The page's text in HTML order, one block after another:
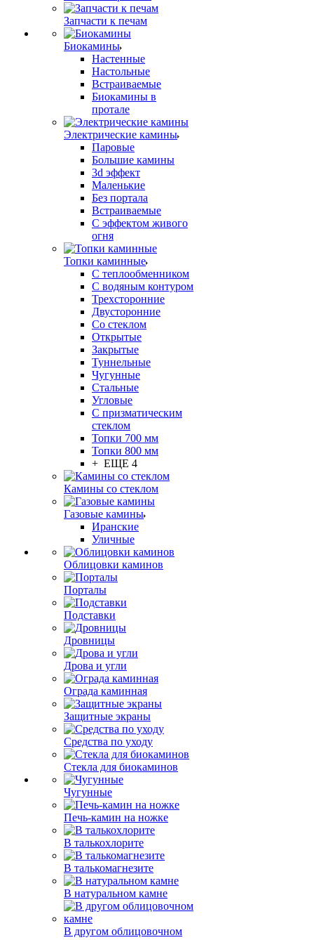
Запчасти к печам
Биокамины
Настенные
Настольные
Встраиваемые
Биокамины в
протале
Электрические камины
Паровые
Большие камины
3d эффект
Маленькие
Без портала
Встраиваемые
С эффектом живого
огня
Топки каминные
С теплообменником
С водяным контуром
Трехсторонние
Двусторонние
Со стеклом
Открытые
Закрытые
Туннельные
Чугунные
Стальные
Угловые
С призматическим
стеклом
Топки 700 мм
Топки 800 мм
+ ЕЩЕ 4
Камины со стеклом
Газовые камины
Иранские
Уличные
Облицовки каминов
Порталы
Подставки
Дровницы
Дрова и угли
Ограда каминная
Защитные экраны
Средства по уходу
Стекла для биокаминов
Чугунные
Печь-камин на ножке
В талькохлорите
В талькомагнезите
В натуральном камне
В другом облицовочном